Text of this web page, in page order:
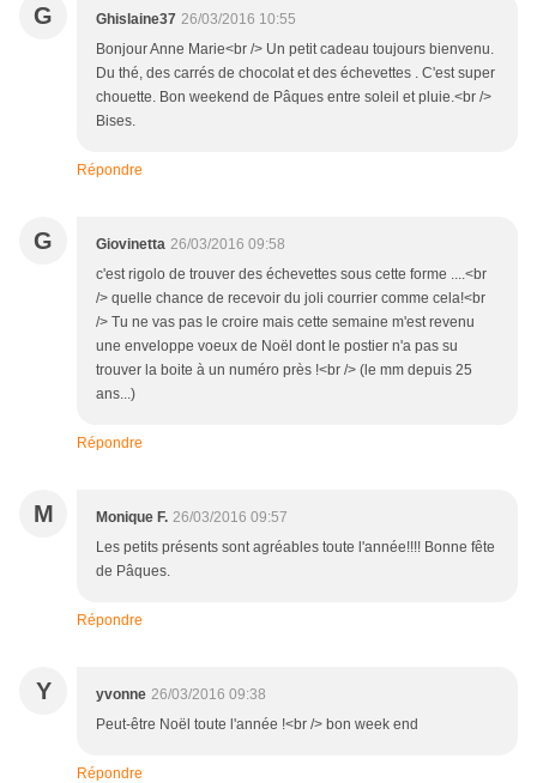
G Ghislaine37 26/03/2016 10:55
Bonjour Anne Marie<br /> Un petit cadeau toujours bienvenu.
Du thé, des carrés de chocolat et des échevettes . C'est super
chouette. Bon weekend de Pâques entre soleil et pluie.<br />
Bises.
Répondre
G Giovinetta 26/03/2016 09:58
c'est rigolo de trouver des échevettes sous cette forme ....<br
/> quelle chance de recevoir du joli courrier comme cela!<br
/> Tu ne vas pas le croire mais cette semaine m'est revenu
une enveloppe voeux de Noël dont le postier n'a pas su
trouver la boite à un numéro près !<br /> (le mm depuis 25
ans...)
Répondre
M Monique F. 26/03/2016 09:57
Les petits présents sont agréables toute l'année!!!! Bonne fête
de Pâques.
Répondre
Y yvonne 26/03/2016 09:38
Peut-être Noël toute l'année !<br /> bon week end
Répondre